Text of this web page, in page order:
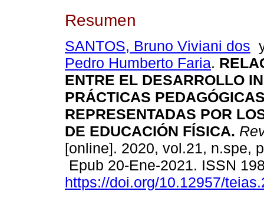
Resumen
SANTOS, Bruno Viviani dos
Pedro Humberto Faria.
ENTRE EL DESARROLLO
PRÁCTICAS
REPRESENTADAS POR
DE EDUCACIÓN FÍSICA.
[online]. 2020, vol.21, n.spe,
Epub 20-Ene-2021. ISSN
https://doi.org/10.12957/